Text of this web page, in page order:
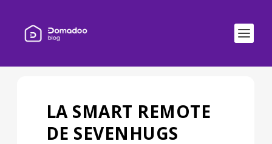
LA SMART REMOTE
DE SEVENHUGS